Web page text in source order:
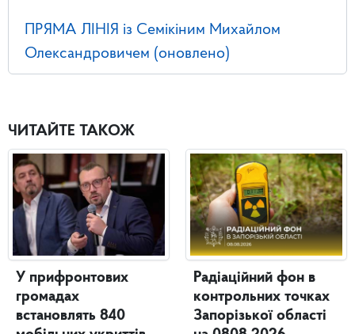
ПРЯМА ЛІНІЯ із Семікіним Михайлом
Олександровичем (оновлено)
ЧИТАЙТЕ ТАКОЖ
У прифронтових
громадах
встановлять 840
Радіаційний фон в
контрольних точках
Запорізької області